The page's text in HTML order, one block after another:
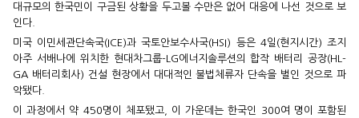
대규모의 한국민이 구금된 상황을 두고볼 수만은 없어 대응에 나선 것으로 보
인다.
미국 이민세관단속국(ICE)과 국토안보수사국(HSI) 등은 4일(현지시간) 조지
아주 서배나에 위치한 현대차그룹-LG에너지솔루션의 합작 배터리 공장(HL-
GA 배터리회사) 건설 현장에서 대대적인 불법체류자 단속을 벌인 것으로 파
악됐다.
이 과정에서 약 450명이 체포됐고, 이 가운데는 한국인 300여 명이 포함된